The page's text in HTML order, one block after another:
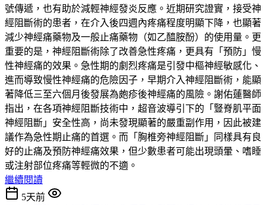
號傳遞，也有助於減輕神經發炎反應。近期研究證實，接受神
經阻斷術的患者，在介入後四週內疼痛程度明顯下降，也顯著
減少神經痛藥物及一般止痛藥物（如乙醯胺酚）的使用量。更
重要的是，神經阻斷術除了改善急性疼痛，更具有「預防」慢
性神經痛的效果。急性期的劇烈疼痛是引發中樞神經敏感化、
進而導致慢性神經痛的危險因子，早期介入神經阻斷術，能顯
著降低三至六個月後發展為皰疹後神經痛的風險。謝佑蓮醫師
指出，在各項神經阻斷技術中，超音波導引下的「豎脊肌平面
神經阻斷」安全性高，尚未發現顯著的嚴重副作用，因此被建
議作為急性期止痛的首選。而「胸椎旁神經阻斷」同樣具有良
好的止痛及預防神經痛效果，但少數患者可能出現頭暈、嗜睡
或注射部位疼痛等輕微的不適。
繼續閱讀
5天前